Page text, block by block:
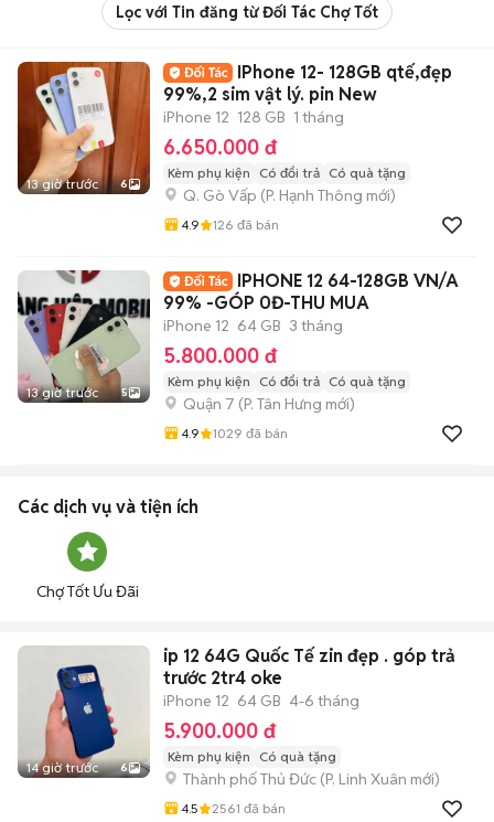
Lọc với Tin đăng từ Đối Tác Chợ Tốt
13 giờ trước 6
IPhone 12- 128GB qtế,đẹp
99%,2 sim vật lý. pin New
iPhone 12 128 GB 1 tháng
6.650.000 đ
Kèm phụ kiện Có đổi trả Có quà tặng
Q. Gò Vấp (P. Hạnh Thông mới)
4.9 126 đã bán
13 giờ trước 5
IPHONE 12 64-128GB VN/A
99% -GÓP 0Đ-THU MUA
iPhone 12 64 GB 3 tháng
5.800.000 đ
Kèm phụ kiện Có đổi trả Có quà tặng
Quận 7 (P. Tân Hưng mới)
4.9 1029 đã bán
Các dịch vụ và tiện ích
Chợ Tốt Ưu Đãi
14 giờ trước 6
ip 12 64G Quốc Tế zin đẹp . góp trả
trước 2tr4 oke
iPhone 12 64 GB 4-6 tháng
5.900.000 đ
Kèm phụ kiện Có quà tặng
Thành phố Thủ Đức (P. Linh Xuân mới)
4.5 2561 đã bán